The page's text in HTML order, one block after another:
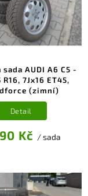
sada AUDI A6 C5 -
7Jx16 ET45,
(zimní)
Kč / sada
Detail